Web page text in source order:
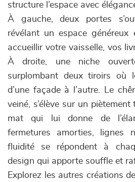
structure l’espace avec
À gauche, deux portes
révélant un espace généreux
accueillir votre vaisselle, vos
À droite, une niche
surplombant deux tiroirs où
d’une façade à l’autre. Le
veiné, s’élève sur un
mat qui lui donne de
fermetures amorties, lignes
fluidité se répondent à
design qui apporte souffle et
Explorez les autres créations